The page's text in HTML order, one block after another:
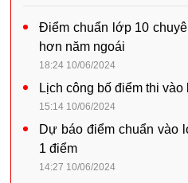
Điểm chuẩn lớp 10
hơn năm ngoái
18:24 10/06/2024
Lịch công bố điểm thi
15:14 10/06/2024
Dự báo điểm chuẩn vào
1 điểm
14:27 10/06/2024